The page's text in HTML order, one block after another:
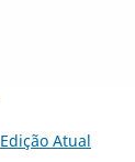
Edição Atual